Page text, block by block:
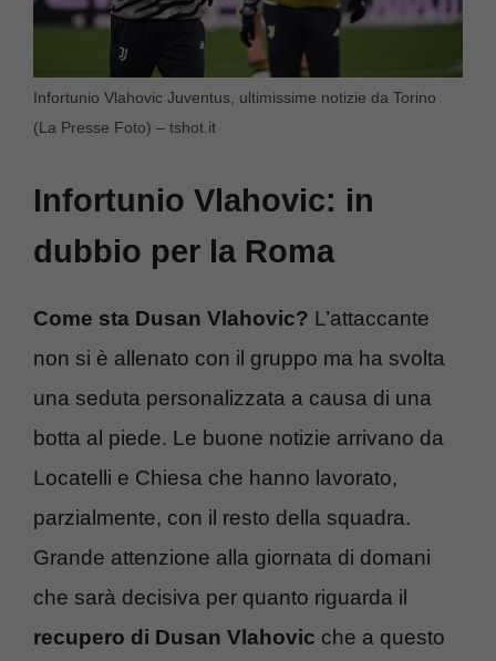
Infortunio Vlahovic Juventus, ultimissime notizie da Torino
(La Presse Foto) – tshot.it
Infortunio Vlahovic: in
dubbio per la Roma
Come sta Dusan Vlahovic? L’attaccante
non si è allenato con il gruppo ma ha svolta
una seduta personalizzata a causa di una
botta al piede. Le buone notizie arrivano da
Locatelli e Chiesa che hanno lavorato,
parzialmente, con il resto della squadra.
Grande attenzione alla giornata di domani
che sarà decisiva per quanto riguarda il
recupero di Dusan Vlahovic che a questo